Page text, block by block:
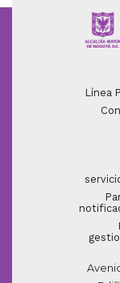
Línea